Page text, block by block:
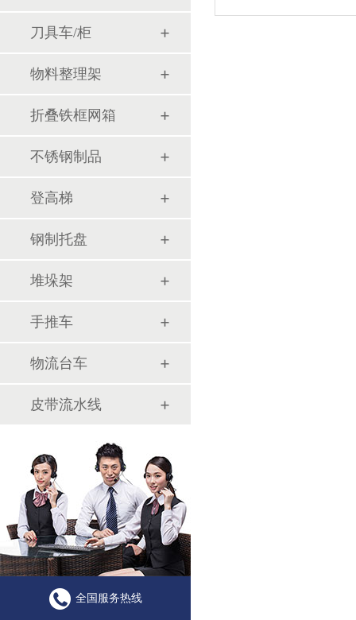
刀具车/柜
物料整理架
折叠铁框网箱
不锈钢制品
登高梯
钢制托盘
堆垛架
手推车
物流台车
皮带流水线
全国服务热线